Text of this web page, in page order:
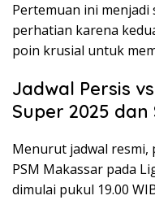
Pertemuan ini
perhatian karena
poin krusial untuk
Jadwal Persis
Super 2025
Menurut jadwal resmi,
PSM Makassar pada
dimulai pukul 19.00